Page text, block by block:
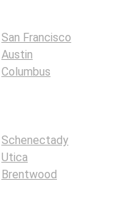
San Francisco
Austin
Columbus
Schenectady
Utica
Brentwood